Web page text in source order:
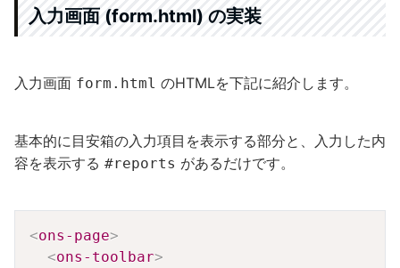
入力画面 (form.html) の実装
入力画面 form.html のHTMLを下記に紹介します。
基本的に目安箱の入力項目を表示する部分と、入力した内
容を表示する #reports があるだけです。
<ons-page>
<ons-toolbar>